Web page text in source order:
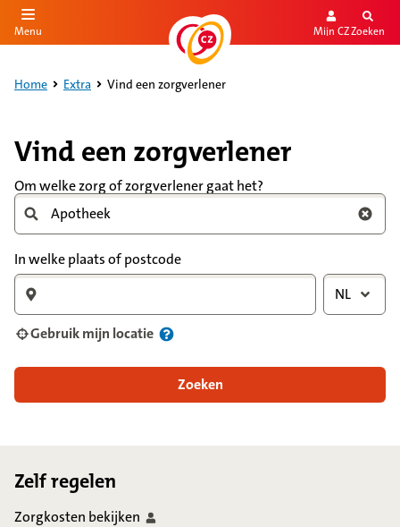
de inhoud
Menu Mijn CZZoeken
Home Extra Vind een zorgverlener
Vind een zorgverlener
Om welke zorg of zorgverlener gaat het?
In welke plaats of postcode
NL
Gebruik mijn locatie
Zoeken
Zelf regelen
Zorgkosten bekijken